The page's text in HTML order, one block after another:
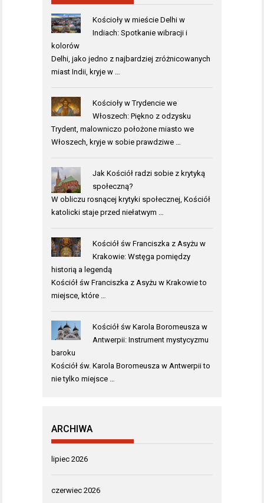
Kościoły w mieście Delhi w
Indiach: Spotkanie wibracji i
kolorów
Delhi, jako jedno z najbardziej zróżnicowanych
miast Indii, kryje w …
Kościoły w Trydencie we
Włoszech: Piękno z odzysku
Trydent, malowniczo położone miasto we
Włoszech, kryje w sobie prawdziwe …
Jak Kościół radzi sobie z krytyką
społeczną?
W obliczu rosnącej krytyki społecznej, Kościół
katolicki staje przed niełatwym …
Kościół św Franciszka z Asyżu w
Krakowie: Wstęga pomiędzy
historią a legendą
Kościół św Franciszka z Asyżu w Krakowie to
miejsce, które …
Kościół św Karola Boromeusza w
Antwerpii: Instrument mystycyzmu
baroku
Kościół św. Karola Boromeusza w Antwerpii to
nie tylko miejsce …
ARCHIWA
lipiec 2026
czerwiec 2026